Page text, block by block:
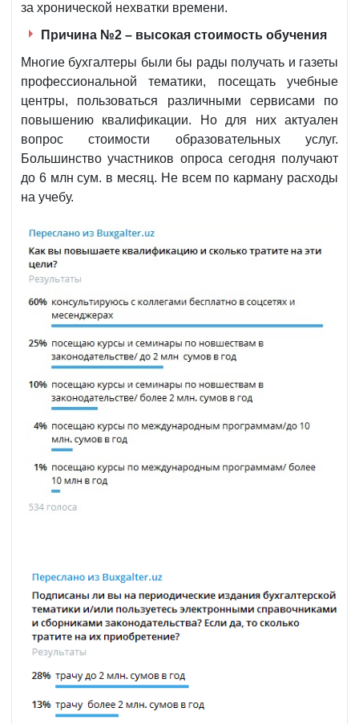
за хронической нехватки времени.
Причина №2 – высокая стоимость обучения
Многие бухгалтеры были бы рады получать и газеты
профессиональной тематики, посещать учебные
центры, пользоваться различными сервисами по
повышению квалификации. Но для них актуален
вопрос стоимости образовательных услуг.
Большинство участников опроса сегодня получают
до 6 млн сум. в месяц. Не всем по карману расходы
на учебу.